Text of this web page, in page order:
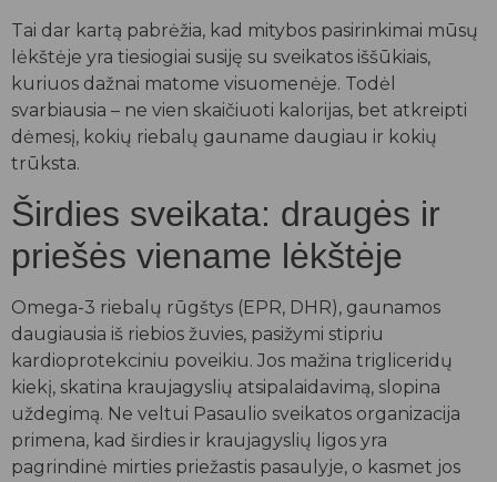
Tai dar kartą pabrėžia, kad mitybos pasirinkimai mūsų
lėkštėje yra tiesiogiai susiję su sveikatos iššūkiais,
kuriuos dažnai matome visuomenėje. Todėl
svarbiausia – ne vien skaičiuoti kalorijas, bet atkreipti
dėmesį, kokių riebalų gauname daugiau ir kokių
trūksta.
Širdies sveikata: draugės ir
priešės viename lėkštėje
Omega-3 riebalų rūgštys (EPR, DHR), gaunamos
daugiausia iš riebios žuvies, pasižymi stipriu
kardioprotekciniu poveikiu. Jos mažina trigliceridų
kiekį, skatina kraujagyslių atsipalaidavimą, slopina
uždegimą. Ne veltui Pasaulio sveikatos organizacija
primena, kad širdies ir kraujagyslių ligos yra
pagrindinė mirties priežastis pasaulyje, o kasmet jos